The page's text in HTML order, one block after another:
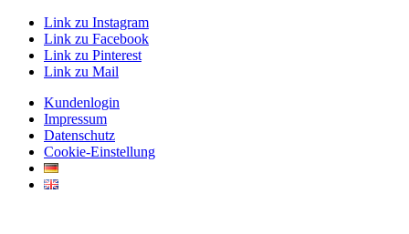
Link zu Instagram
Link zu Facebook
Link zu Pinterest
Link zu Mail
Kundenlogin
Impressum
Datenschutz
Cookie-Einstellung